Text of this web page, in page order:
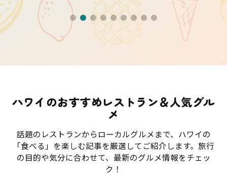
ハワイのおすすめレストラン＆人気グル
メ
話題のレストランからローカルグルメまで、ハワイの
「食べる」を楽しむ記事を厳選してご紹介します。旅行
の目的や気分に合わせて、最新のグルメ情報をチェッ
ク！